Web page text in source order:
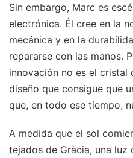
Sin embargo, Marc es
electrónica. Él cree en la
mecánica y en la
repararse con las manos.
innovación no es el cristal
diseño que consigue que
que, en todo ese tiempo,
A medida que el sol
tejados de Gràcia, una